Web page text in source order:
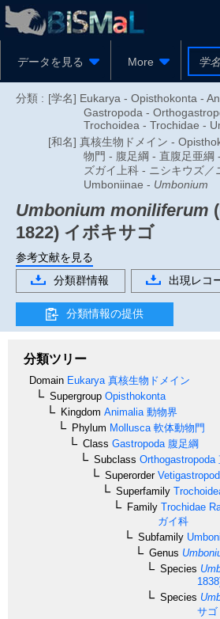
データを見る More
分類 : [学名] Eukarya - Opisthokonta -
Gastropoda -
Trochoidea - Trochidae -
[和名] 真核生物ドメイン -
物門 - 腹足綱 - 直腹足亜綱
ズガイ上科 - ニシキウズ／
Umboniinae - Umbonium
Umbonium moniliferum
1822) イボキサゴ
参考文献を見る
分類群情報
出現レコ
分類情報の提供
分類ツリー
Domain Eukarya 真核生物ドメイン
Supergroup Opisthokonta
Kingdom Animalia 動物界
Phylum Mollusca 軟体動物門
Class Gastropoda 腹足綱
Subclass Orthogastropoda
Superorder
Superfamily
Family Trochidae
ガイ科
Subfamily
Genus
Species
Species
サゴ